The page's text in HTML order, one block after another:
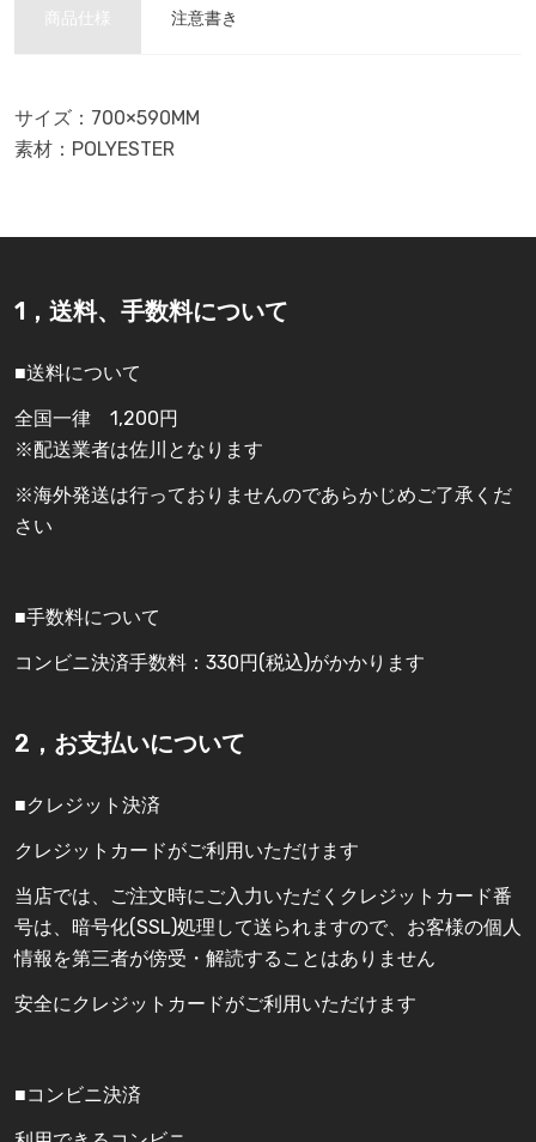
商品仕様 注意書き
サイズ：700×590MM
素材：POLYESTER
1，送料、手数料について
■送料について
全国一律 1,200円
※配送業者は佐川となります
※海外発送は行っておりませんのであらかじめご了承くだ
さい
■手数料について
コンビニ決済手数料：330円(税込)がかかります
2，お支払いについて
■クレジット決済
クレジットカードがご利用いただけます
当店では、ご注文時にご入力いただくクレジットカード番
号は、暗号化(SSL)処理して送られますので、お客様の個人
情報を第三者が傍受・解読することはありません
安全にクレジットカードがご利用いただけます
■コンビニ決済